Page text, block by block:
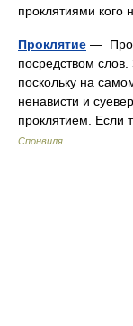
проклятиями
Проклятие —
посредством слов.
поскольку на
ненависти и
проклятием. Если
Спонвиля